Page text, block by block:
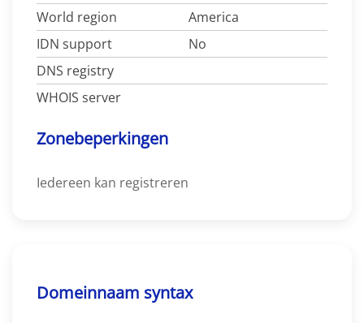
World region
America
IDN support
No
DNS registry
WHOIS server
Zonebeperkingen
Iedereen kan registreren
Domeinnaam syntax